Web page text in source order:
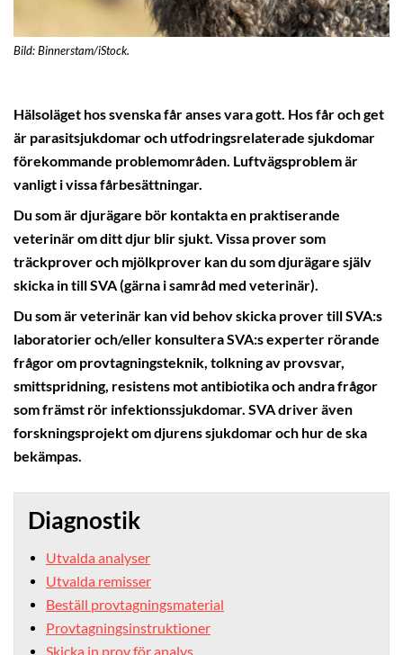
Bild: Binnerstam/iStock.
Hälsoläget hos svenska får anses vara gott. Hos får och get
är parasitsjukdomar och utfodringsrelaterade sjukdomar
förekommande problemområden. Luftvägsproblem är
vanligt i vissa fårbesättningar.
Du som är djurägare bör kontakta en praktiserande
veterinär om ditt djur blir sjukt. Vissa prover som
träckprover och mjölkprover kan du som djurägare själv
skicka in till SVA (gärna i samråd med veterinär).
Du som är veterinär kan vid behov skicka prover till SVA:s
laboratorier och/eller konsultera SVA:s experter rörande
frågor om provtagningsteknik, tolkning av provsvar,
smittspridning, resistens mot antibiotika och andra frågor
som främst rör infektionssjukdomar. SVA driver även
forskningsprojekt om djurens sjukdomar och hur de ska
bekämpas.
Diagnostik
Utvalda analyser
Utvalda remisser
Beställ provtagningsmaterial
Provtagningsinstruktioner
Skicka in prov för analys